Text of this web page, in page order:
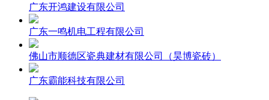
广东开鸿建设有限公司
广东一鸣机电工程有限公司
佛山市顺德区瓷典建材有限公司（昊博瓷砖）
广东霸能科技有限公司